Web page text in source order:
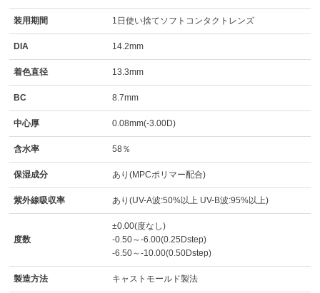
装用期間 1日使い捨てソフトコンタクトレンズ
DIA 14.2mm
着色直径 13.3mm
BC 8.7mm
中心厚 0.08mm(-3.00D)
含水率 58％
保湿成分 あり(MPCポリマー配合)
紫外線吸収率 あり(UV-A波:50%以上 UV-B波:95%以上)
度数
±0.00(度なし)
-0.50～-6.00(0.25Dstep)
-6.50～-10.00(0.50Dstep)
製造方法 キャストモールド製法